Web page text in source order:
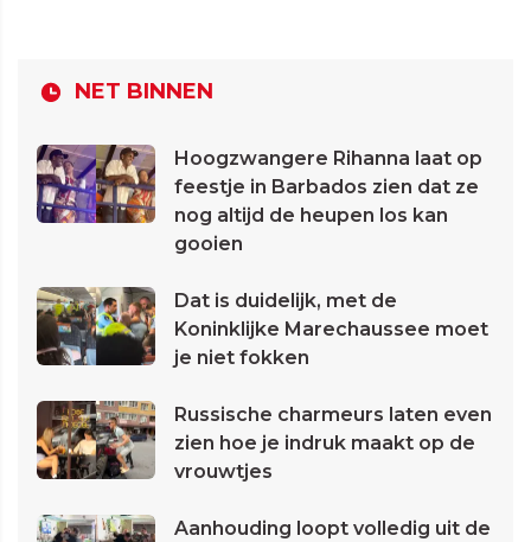
NET BINNEN
Hoogzwangere Rihanna laat op
feestje in Barbados zien dat ze
nog altijd de heupen los kan
gooien
Dat is duidelijk, met de
Koninklijke Marechaussee moet
je niet fokken
Russische charmeurs laten even
zien hoe je indruk maakt op de
vrouwtjes
Aanhouding loopt volledig uit de